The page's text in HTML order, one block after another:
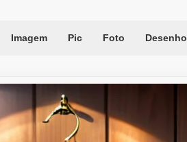
Imagem Pic Foto Desenho